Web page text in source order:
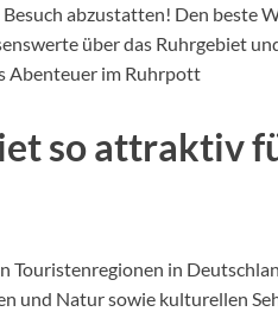
abzustatten! Den beste
über das Ruhrgebiet
Abenteuer im Ruhrpott
so attraktiv
Touristenregionen in
und Natur sowie kulturellen